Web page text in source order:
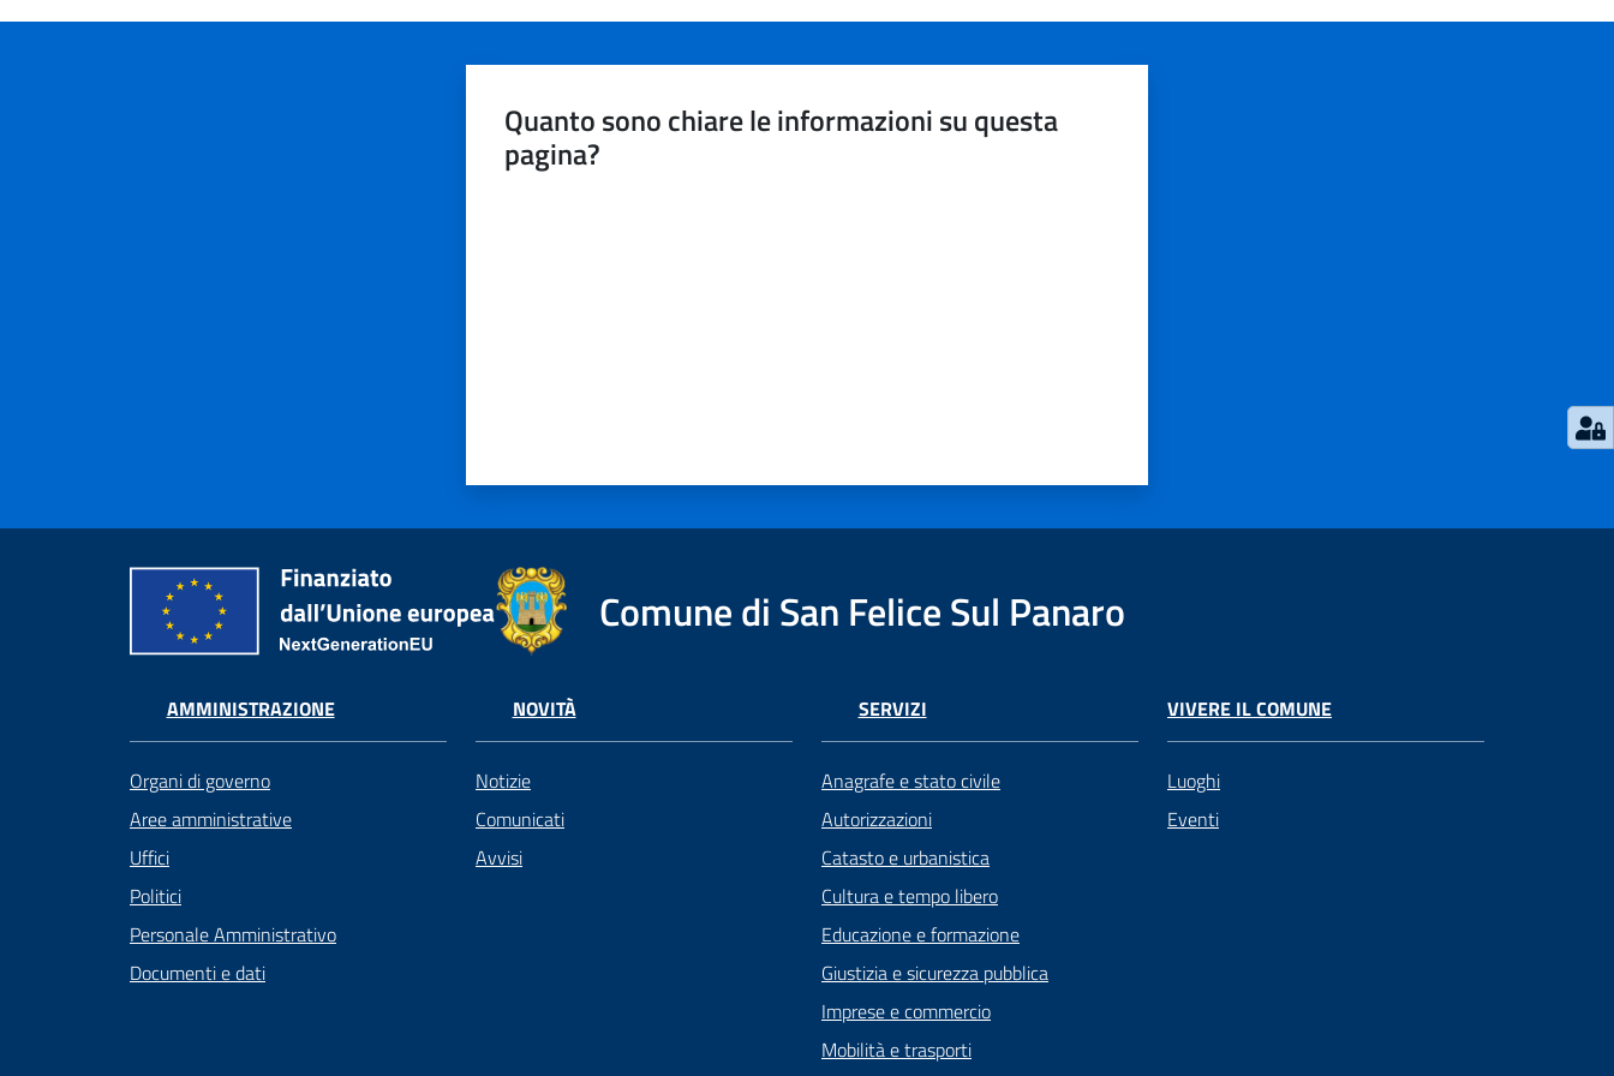
Quanto sono chiare le informazioni su questa
pagina?
Comune di San Felice Sul Panaro
AMMINISTRAZIONE
Organi di governo
Aree amministrative
Uffici
Politici
Personale Amministrativo
Documenti e dati
NOVITÀ
Notizie
Comunicati
Avvisi
SERVIZI
Anagrafe e stato civile
Autorizzazioni
Catasto e urbanistica
Cultura e tempo libero
Educazione e formazione
Giustizia e sicurezza pubblica
Imprese e commercio
Mobilità e trasporti
VIVERE IL COMUNE
Luoghi
Eventi